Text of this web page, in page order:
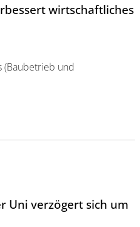
wirtschaftliches
(Baubetrieb und
wirtschaftliches Ergebnis
Uni verzögert sich um